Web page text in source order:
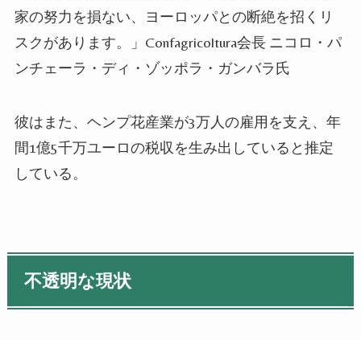
家の努力を損ない、ヨーロッパとの断絶を招くリ
スクがあります。」Confagricoltura会長 ニコロ・パ
ンチェーラ・ディ・ゾッポラ・ガンバラ氏
彼はまた、ヘンプ花産業が3万人の雇用を支え、年
間1億5千万ユーロの税収を生み出していると推定
している。
不透明な現状